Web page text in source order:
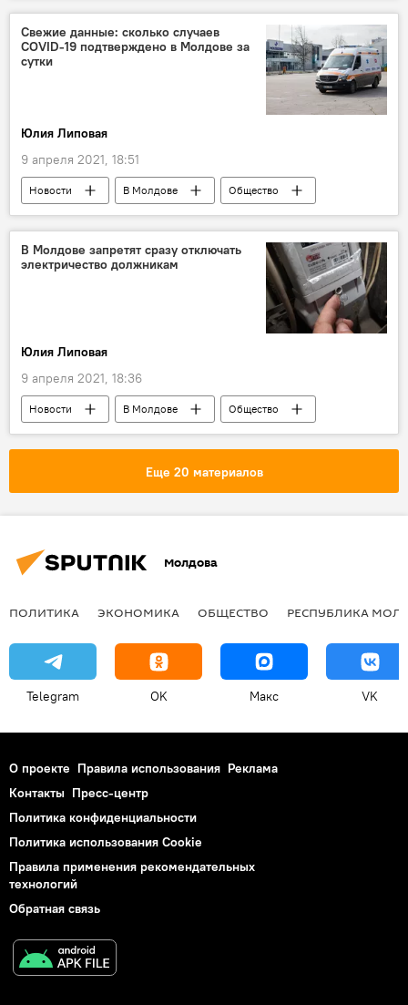
Свежие данные: сколько случаев
COVID-19 подтверждено в Молдове за
сутки
Юлия Липовая
9 апреля 2021, 18:51
Новости В Молдове
Общество
Коронавирус
В Молдове запретят сразу отключать
электричество должникам
Юлия Липовая
9 апреля 2021, 18:36
Новости В Молдове Общество
Еще 20 материалов
Молдова
ПОЛИТИКА ЭКОНОМИКА ОБЩЕСТВО РЕСПУБЛИКА
Telegram OK Макс VK
О проекте Правила использования Реклама
Контакты Пресс-центр
Политика конфиденциальности
Политика использования Cookie
Правила применения рекомендательных
технологий
Обратная связь